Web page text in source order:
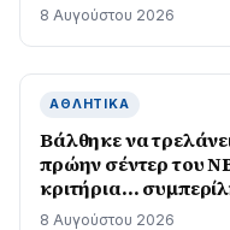
8 Αυγούστου 2026
ΑΘΛΗΤΙΚΆ
Βάλθηκε να
πρώην σέντερ του
κριτήρια…
να παίξει στο WNBA
8 Αυγούστου 2026